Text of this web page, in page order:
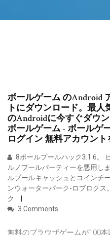
ボールゲーム のAndroid
トにダウンロード。最
のAndroidに今すぐダウ
ボールゲーム - ボールゲ
ログイン 無料アカウント
8ボールプールハック3.1.6。
ルノプールパーティーを悪用し
ルプールキャッシュとコインチ
ンウォーターパーク-ロブロクス
ク
3 Comments
無料のブラウザゲームが100